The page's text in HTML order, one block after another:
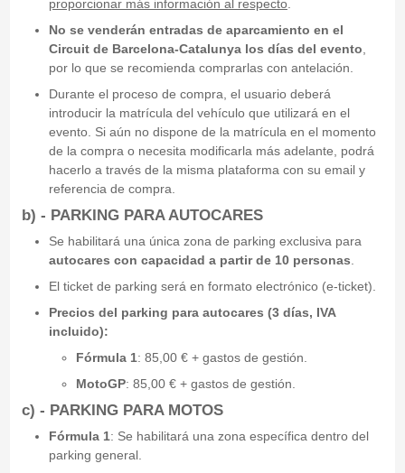
proporcionar más información al respecto.
No se venderán entradas de aparcamiento en el
Circuit de Barcelona-Catalunya los días del evento
por lo que se recomienda comprarlas con antelación.
Durante el proceso de compra, el usuario deberá
introducir la matrícula del vehículo que utilizará en el
evento. Si aún no dispone de la matrícula en el momento
de la compra o necesita modificarla más adelante, podrá
hacerlo a través de la misma plataforma con su email y
referencia de compra.
b) - PARKING PARAAUTOCARES
Se habilitará una única zona de parking exclusiva para
autocares con capacidad a partir de 10 personas
El ticket de parking será en formato electrónico (e-ticket).
Precios del parking para autocares (3 días, IVA
incluido):
Fórmula 1: 85,00 € + gastos de gestión.
MotoGP: 85,00 € + gastos de gestión.
c) - PARKING PARA MOTOS
Fórmula 1: Se habilitará una zona específica dentro del
parking general.